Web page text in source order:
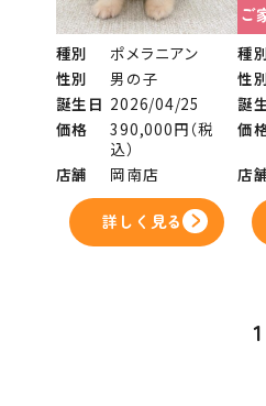
種別
ポメラニアン
性別
男の子
誕生日 2026/04/25
価格
390,000円（税
込）
店舗
岡南店
詳しく見る
ご
種
性
誕
価
店
1